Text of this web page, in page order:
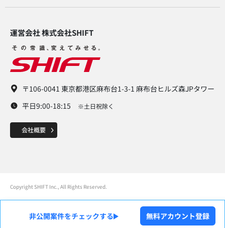
運営会社 株式会社SHIFT​
〒106-0041 東京都港区麻布台1-3-1 麻布台ヒルズ森JPタワー
平日9:00-18:15
※土日祝除く
Copyright SHIFT Inc., All Rights Reserved.
非公開案件をチェックする 無料アカウント登録